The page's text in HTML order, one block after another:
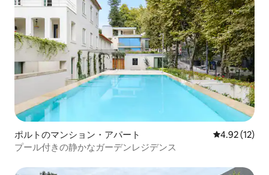
ポルトのマンション・アパート レビュー12
4.92 (12)
プール付きの静かなガーデンレジデンス